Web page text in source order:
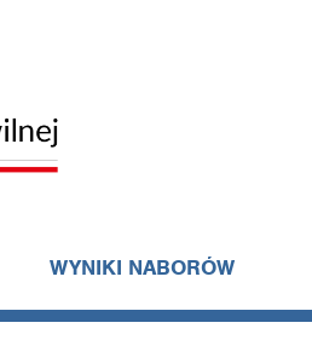
WYNIKI NABORÓW